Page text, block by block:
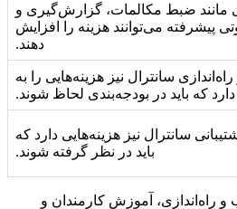
مانند ضبط مکالمات، گزارش‌گیری و
پیشرفته می‌توانند هزینه را افزایش
دهند.
سانترال نیز هزینه‌هایی را به
که باید در بودجه‌بندی لحاظ شوند.
سانترال نیز هزینه‌هایی دارد که
باید در نظر گرفته شوند.
و راه‌اندازی، آموزش کارمندان و